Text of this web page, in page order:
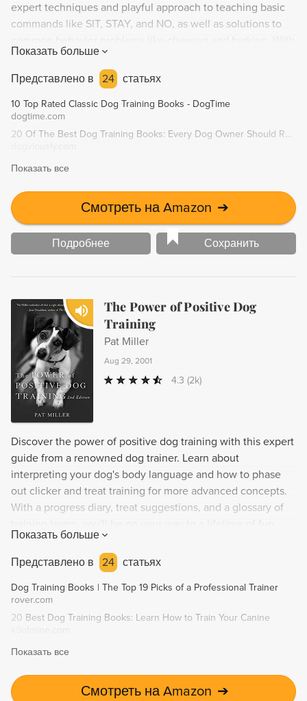
expert techniques and playful approach to teaching basic
commands like SIT, STAY, and NO, as well as solutions to
inspiring stories and easy-to-follow steps, McMillan proves
that no dog is beyond saving, offering hope and guidance
Показать больше
Представлено в
24 статьях
10 Top Rated Classic Dog Training Books - DogTime
dogtime.com
20 Of The Best Dog Training Books: Every Dog Owner Should Read In 2019 | Dogviously
Показать все
Смотреть на Amazon ➔
Подробнее Сохранить
The Power of Positive Dog
Training
Pat Miller
Aug 29, 2001
4.3 (2k)
Discover the power of positive dog training with this expert
guide from a renowned dog trainer. Learn about
interpreting your dog's body language and how to phase
out clicker and treat training for more advanced concepts.
With a progress diary, treat suggestions, and a glossary of
companionship, and respect with your furry friend.
Показать больше
Представлено в
24 статьях
Dog Training Books | The Top 19 Picks of a Professional Trainer
rover.com
20 Best Dog Training Books: Learn How to Train Your Canine
Показать все
Смотреть на Amazon ➔